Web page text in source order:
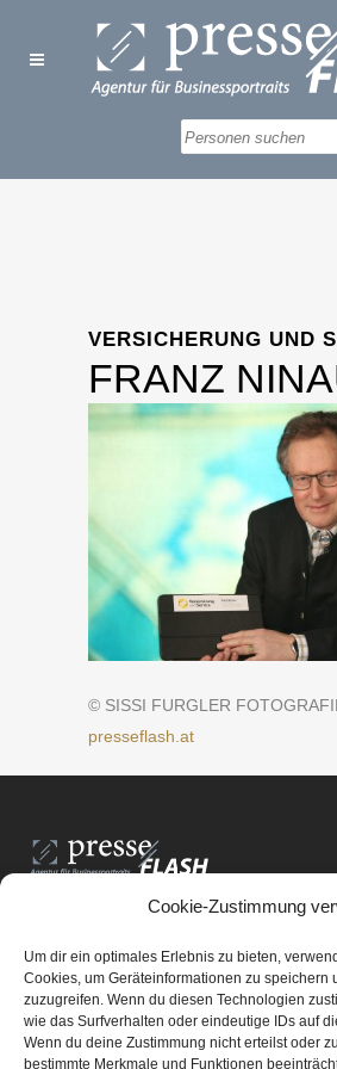
Cookie-Zustimmung
Um dir ein optimales Erlebnis zu bieten,
Cookies, um Geräteinformationen zu speichern
zuzugreifen. Wenn du diesen Technologien
wie das Surfverhalten oder eindeutige IDs auf
Wenn du deine Zustimmung nicht erteilst oder
bestimmte Merkmale und Funktionen
VERSICHERUNG UND
FRANZ
© SISSI FURGLER
presseflash.at
PresseFlash e.U.
8061 St. Radegund bei Graz
E-Mail-Adresse:office@presseflash.at